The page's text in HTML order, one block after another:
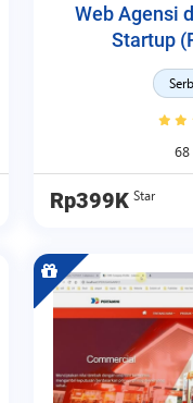
Web Agensi
Startup
68
Rp399K Star